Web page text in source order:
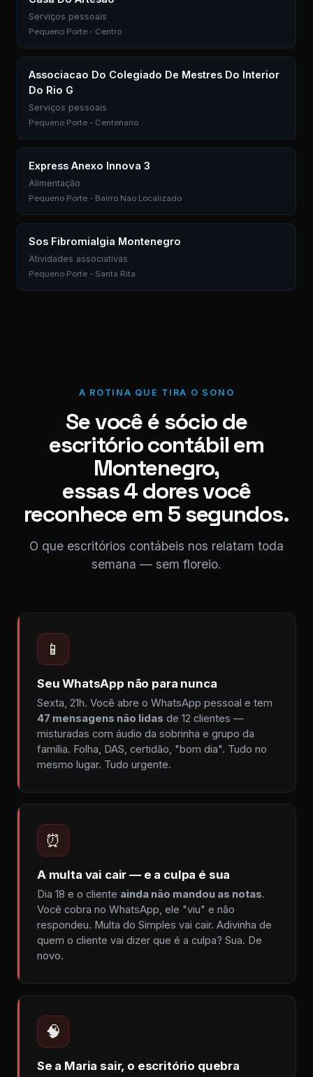
Serviços pessoais
Pequeno Porte - Centro
Associacao Do Colegiado De Mestres Do Interior
Do Rio G
Serviços pessoais
Pequeno Porte - Centenario
Express Anexo Innova 3
Alimentação
Pequeno Porte - Bairro Nao Localizado
Sos Fibromialgia Montenegro
Atividades associativas
Pequeno Porte - Santa Rita
A ROTINA QUE TIRA O SONO
Se você é sócio de
escritório contábil em
Montenegro,
essas 4 dores você
reconhece em 5 segundos.
O que escritórios contábeis nos relatam toda
semana — sem floreio.
📱
Seu WhatsApp não para nunca
Sexta, 21h. Você abre o WhatsApp pessoal e tem
47 mensagens não lidas de 12 clientes —
misturadas com áudio da sobrinha e grupo da
família. Folha, DAS, certidão, "bom dia". Tudo no
mesmo lugar. Tudo urgente.
⏰
A multa vai cair — e a culpa é sua
Dia 18 e o cliente ainda não mandou as notas.
Você cobra no WhatsApp, ele "viu" e não
respondeu. Multa do Simples vai cair. Adivinha de
quem o cliente vai dizer que é a culpa? Sua. De
novo.
🧠
Se a Maria sair, o escritório quebra